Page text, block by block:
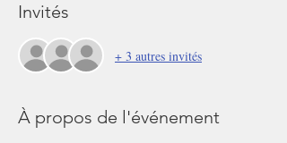
Invités
+ 3 autres invités
À propos de l'événement